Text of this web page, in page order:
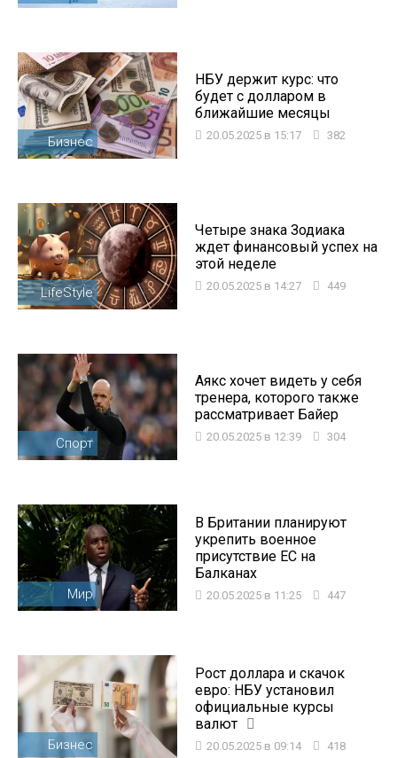
Бизнес
НБУ держит курс: что
будет с долларом в
ближайшие месяцы
20.05.2025 в 15:17 382
LifeStyle
Четыре знака Зодиака
ждет финансовый успех на
этой неделе
20.05.2025 в 14:27 449
Спорт
Аякс хочет видеть у себя
тренера, которого также
рассматривает Байер
20.05.2025 в 12:39 304
Мир
В Британии планируют
укрепить военное
присутствие ЕС на
Балканах
20.05.2025 в 11:25 447
Бизнес
Рост доллара и скачок
евро: НБУ установил
официальные курсы
валют
20.05.2025 в 09:14 418